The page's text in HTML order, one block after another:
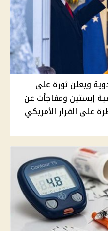
ويعلن ثورة علي
إبستين ومفاجأت عن
على القرار الأمريكي